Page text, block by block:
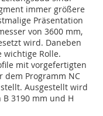
immer größere
Präsentation
von 3600 mm,
wird. Daneben
wichtige Rolle.
mit vorgefertigten
dem Programm NC
Ausgestellt wird
3190 mm und H